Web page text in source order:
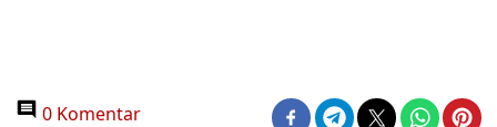
0 Komentar